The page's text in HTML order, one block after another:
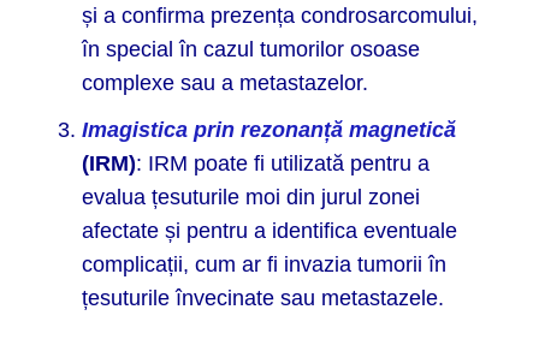
și a confirma prezența condrosarcomului,
în special în cazul tumorilor osoase
complexe sau a metastazelor.
Imagistica prin rezonanță magnetică
(IRM): IRM poate fi utilizată pentru a
evalua țesuturile moi din jurul zonei
afectate și pentru a identifica eventuale
complicații, cum ar fi invazia tumorii în
țesuturile învecinate sau metastazele.